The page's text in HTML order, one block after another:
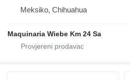
Meksiko, Chihuahua
Maquinaria Wiebe Km 24 Sa